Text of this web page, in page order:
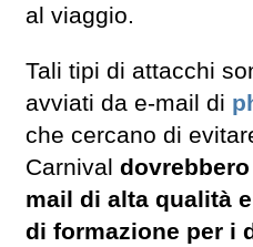
al viaggio.
Tali tipi di attacchi
avviati da e-mail di
che cercano di
Carnival
mail di alta qualità
di formazione per i